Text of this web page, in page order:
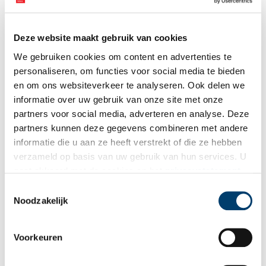
Deze website maakt gebruik van cookies
We gebruiken cookies om content en advertenties te
personaliseren, om functies voor social media te bieden
en om ons websiteverkeer te analyseren. Ook delen we
informatie over uw gebruik van onze site met onze
partners voor social media, adverteren en analyse. Deze
partners kunnen deze gegevens combineren met andere
informatie die u aan ze heeft verstrekt of die ze hebben
verzameld op basis van uw gebruik van hun services. U
Noodzakelijk
Voorkeuren
Een verdedigingswal om de Lastage
in Holland bekeerde tot het protestantse geloof en de kant van
de Opstand koos, werden plannen gemaakt om de bebouwing op